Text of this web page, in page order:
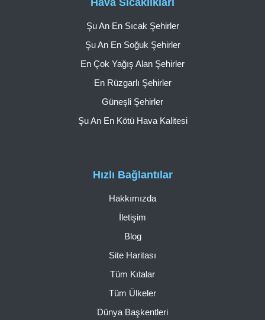
Hızlı Bağlantılar
Hakkımızda
İletişim
Blog
Site Haritası
Tüm Kıtalar
Tüm Ülkeler
Dünya Başkentleri
Hava Sıcaklıkları
Şu An En Sıcak Şehirler
Şu An En Soğuk Şehirler
En Çok Yağış Alan Şehirler
En Rüzgarlı Şehirler
Güneşli Şehirler
Şu An En Kötü Hava Kalitesi